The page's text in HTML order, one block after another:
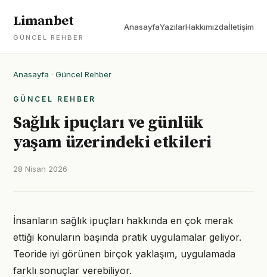
Limanbet
GÜNCEL REHBER
AnasayfaYazılarHakkımızdaİletişim
Anasayfa · Güncel Rehber
GÜNCEL REHBER
Sağlık ipuçları ve günlük
yaşam üzerindeki etkileri
28 Nisan 2026
İnsanların sağlık ipuçları hakkında en çok merak
ettiği konuların başında pratik uygulamalar geliyor.
Teoride iyi görünen birçok yaklaşım, uygulamada
farklı sonuçlar verebiliyor.